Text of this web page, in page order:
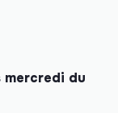
mercredi du